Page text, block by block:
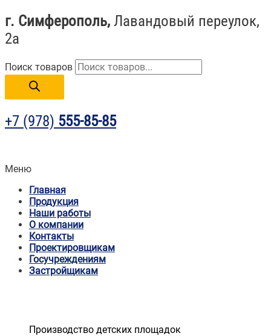
г. Симферополь, Лавандовый переулок,
2а
Поиск товаров
+7 (978) 555-85-85
Меню
Главная
Продукция
Наши работы
О компании
Контакты
Проектировщикам
Госучреждениям
Застройщикам
Производство детских площадок